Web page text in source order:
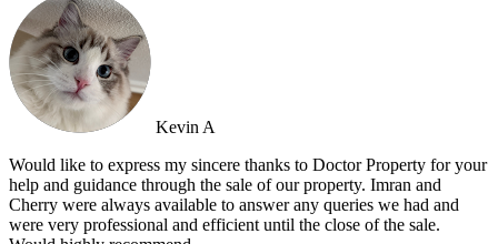
Kevin A
Would like to express my sincere thanks to Doctor Property for your
help and guidance through the sale of our property. Imran and
Cherry were always available to answer any queries we had and
were very professional and efficient until the close of the sale.